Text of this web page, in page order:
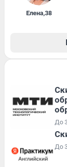
Елена,38
До
До